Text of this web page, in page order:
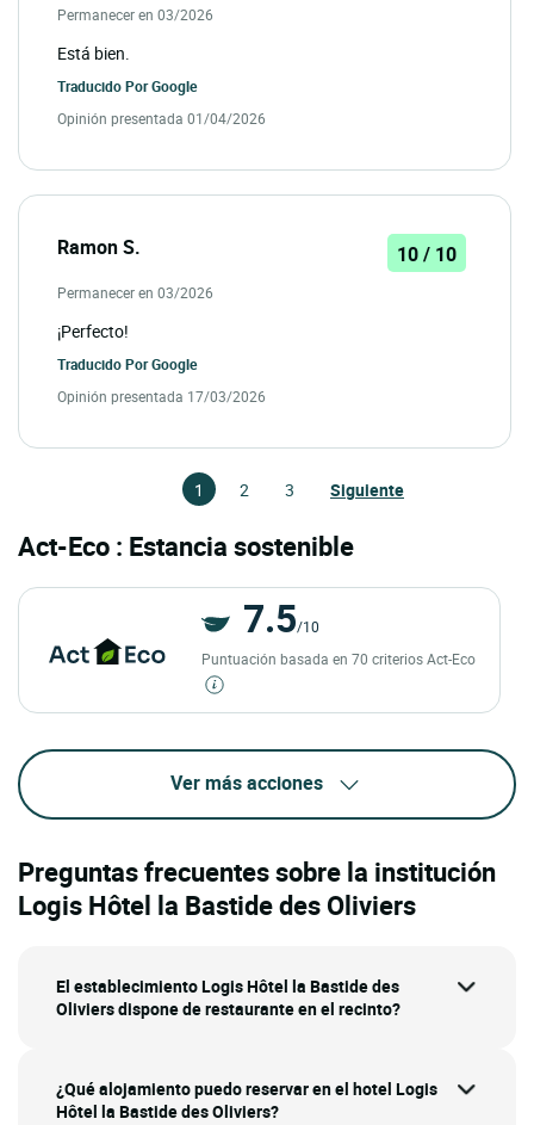
Permanecer en 03/2026
Está bien.
Traducido PorGoogle
Opinión presentada 01/04/2026
Ramon S. 10 / 10
Permanecer en 03/2026
¡Perfecto!
Traducido PorGoogle
Opinión presentada 17/03/2026
1 2 3 Siguiente
Act-Eco : Estancia sostenible
7.5/10
Puntuación basada en 70 criterios Act-Eco
Ver más acciones
Preguntas frecuentes sobre la institución
Logis Hôtel la Bastide des Oliviers
El establecimiento Logis Hôtel la Bastide des
Oliviers dispone de restaurante en el recinto?
¿Qué alojamiento puedo reservar en el hotel Logis
Hôtel la Bastide des Oliviers?